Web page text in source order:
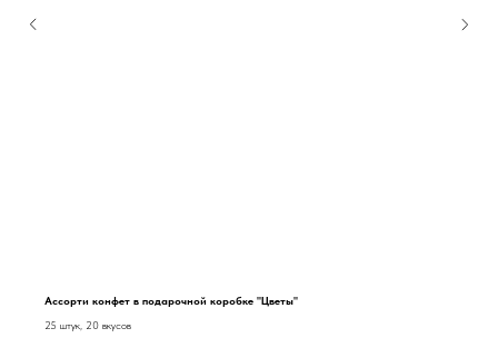
Ассорти конфет в подарочной коробке "Цветы"
25 штук, 20 вкусов